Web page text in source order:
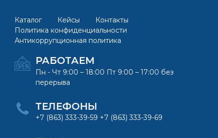
Каталог Кейсы
Контакты
Политика конфиденциальности
Антикоррупционная политика
РАБОТАЕМ
Пн - Чт 9:00 – 18:00 Пт 9:00 – 17:00 без
перерыва
ТЕЛЕФОНЫ
+7 (863) 333-39-59 +7 (863) 333-39-69